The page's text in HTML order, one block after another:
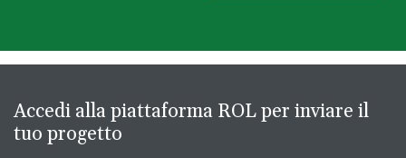
Accedi alla piattaforma ROL per inviare il
tuo progetto